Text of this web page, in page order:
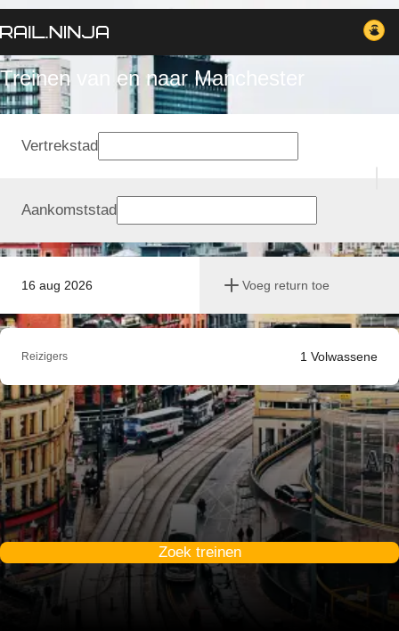
Treinen van en naar Manchester
16 aug 2026 Voeg return toe
Vertrekstad
Aankomststad
Reizigers 1 Volwassene
Zoek treinen